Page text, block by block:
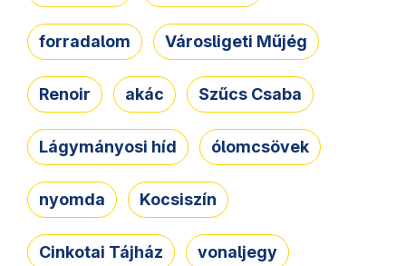
forradalom Városligeti Műjég
Renoir akác Szűcs Csaba
Lágymányosi híd ólomcsövek
nyomda Kocsiszín
Cinkotai Tájház vonaljegy